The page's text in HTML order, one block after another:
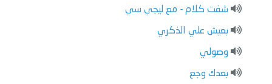
شفت كلام - مع ليجي سي
بعيش علي الذكري
وصولي
بعدك وجع